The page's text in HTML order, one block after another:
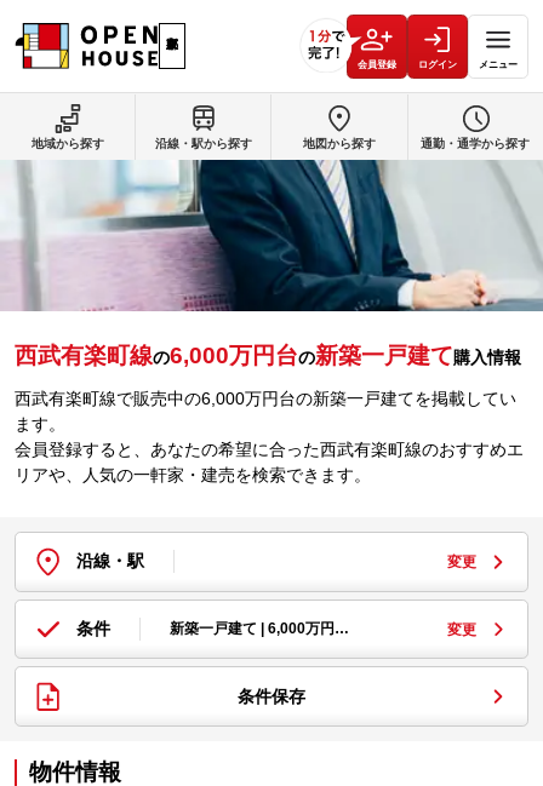
会員登録 ログイン メニュー
西武有楽町線の6,000万円台の新築一戸建て購入情報
西武有楽町線で販売中の6,000万円台の新築一戸建てを掲載してい
ます。
会員登録すると、あなたの希望に合った西武有楽町線のおすすめエ
リアや、人気の一軒家・建売を検索できます。
沿線・駅 変更
条件 新築一戸建て | 6,000万円… 変更
条件保存
物件情報
地域から探す 沿線・駅から探す 地図から探す 通勤・通学から探す